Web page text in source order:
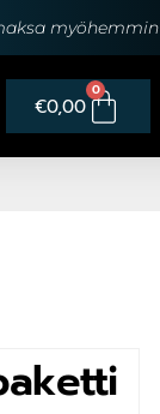
myöhemmin
€0,00
0